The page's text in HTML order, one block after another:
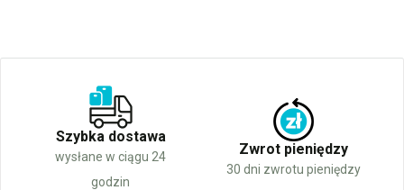
Szybka dostawa
wysłane w ciągu 24
godzin
Zwrot pieniędzy
30 dni zwrotu pieniędzy